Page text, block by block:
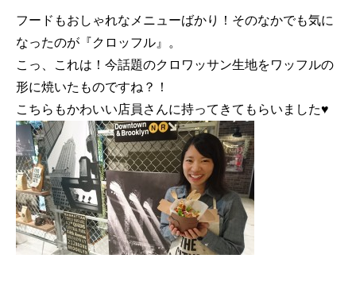
フードもおしゃれなメニューばかり！そのなかでも気に
なったのが『クロッフル』。
こっ、これは！今話題のクロワッサン生地をワッフルの
形に焼いたものですね？！
こちらもかわいい店員さんに持ってきてもらいました♥